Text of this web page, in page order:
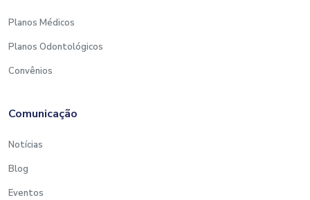
Planos Médicos
Planos Odontológicos
Convênios
Comunicação
Notícias
Blog
Eventos